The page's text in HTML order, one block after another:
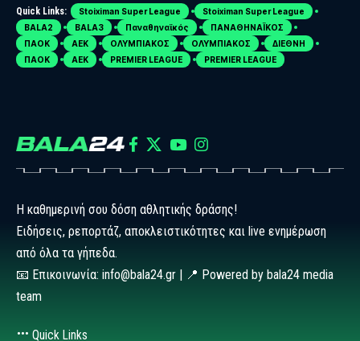
Quick Links: Stoiximan Super League
Stoiximan Super League
BALA2
BALA3 Παναθηναϊκός
ΠΑΝΑΘΗΝΑΪΚΟΣ
ΠΑΟΚ
ΑΕΚ ΟΛΥΜΠΙΑΚΟΣ ΟΛΥΜΠΙΑΚΟΣ
ΔΙΕΘΝΗ
ΠΑΟΚ
ΑΕΚ PREMIER LEAGUE PREMIER LEAGUE
Η καθημερινή σου δόση αθλητικής δράσης!
Ειδήσεις, ρεπορτάζ, αποκλειστικότητες και live ενημέρωση
από όλα τα γήπεδα.
📧 Επικοινωνία: info@bala24.gr | 📍 Powered by bala24 media
team
Quick Links